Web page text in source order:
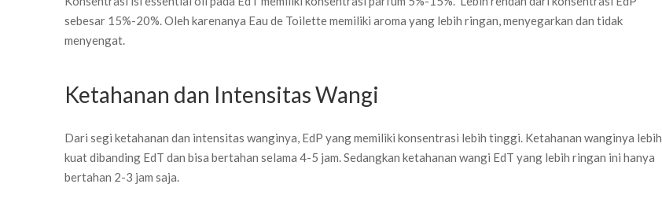
sebesar 15%-20%. Oleh karenanya Eau de Toilette memiliki aroma yang lebih ringan, menyegarkan dan tidak
menyengat.
Ketahanan dan Intensitas Wangi
Dari segi ketahanan dan intensitas wanginya, EdP yang memiliki konsentrasi lebih tinggi. Ketahanan wanginya lebih
kuat dibanding EdT dan bisa bertahan selama 4-5 jam. Sedangkan ketahanan wangi EdT yang lebih ringan ini hanya
bertahan 2-3 jam saja.